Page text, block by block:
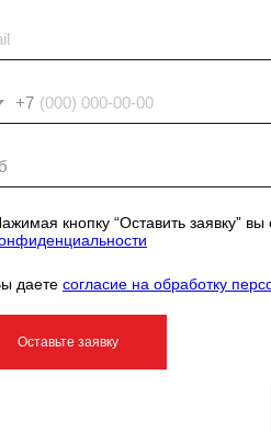
+7
кнопку “Оставить заявку” вы
даете согласие на обработку
Оставьте заявку
Холодкова Мария